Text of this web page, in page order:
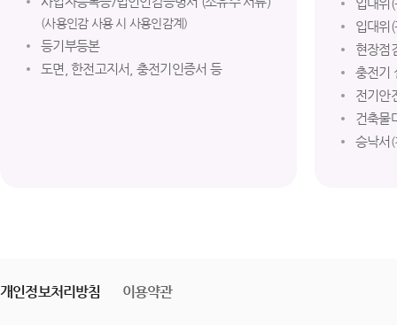
(사용인감 사용 시 사용인감계)
등기부등본
도면, 한전고지서, 충전기인증서 등
입대위
입대위
현장점
충전기
전기안
건축물
승낙서
개인정보처리방침 이용약관